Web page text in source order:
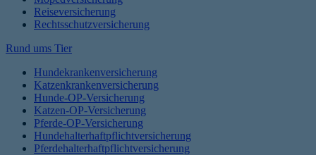
Reiseversicherung
Rechtsschutzversicherung
Rund ums Tier
Hundekrankenversicherung
Katzenkrankenversicherung
Hunde-OP-Versicherung
Katzen-OP-Versicherung
Pferde-OP-Versicherung
Hundehalterhaftpflichtversicherung
Pferdehalterhaftpflichtversicherung